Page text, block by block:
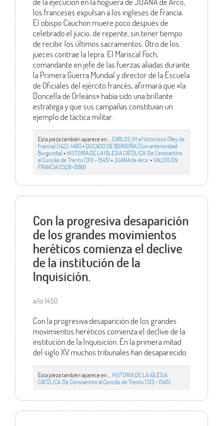
los franceses expulsan a los ingleses de Francia.
El obispo Cauchon muere poco después de
celebrado el juicio, de repente, sin tener tiempo
de recibir los últimos sacramentos. Otro de los
jueces contrae la lepra. El Mariscal Foch,
comandante en jefe de las fuerzas aliadas durante
la Primera Guerra Mundial y director de la Escuela
de Oficiales del ejército francés, afirmará que «la
Doncella de Orleáns» había sido una brillante
estratega y que sus campañas constituian un
ejemplo de táctica militar.
Esta pieza también aparece en ... CARLOS VII el Victorioso (Rey de
Francia) (1422-1461)• DUCADO DE BORGOÑA (Con anterioridad:
Burgundia)• HISTORIA DE LA IGLESIA CATÓLICA. De Constantino
al Concilio de Trento (313 - 1545)•JUANA de Arco •VALOIS EN
FRANCIA (1328-1589)
Con la progresiva desaparición
de los grandes movimientos
heréticos comienza el declive
de la institución de la
Inquisición.
año 1450
Con la progresiva desaparición de los grandes
movimientos heréticos comienza el declive de la
institución de la Inquisición. En la primera mitad
del siglo XV muchos tribunales han desaparecido.
Esta pieza también aparece en ... HISTORIA DE LA IGLESIA
CATÓLICA. De Constantino al Concilio de Trento (313 - 1545)